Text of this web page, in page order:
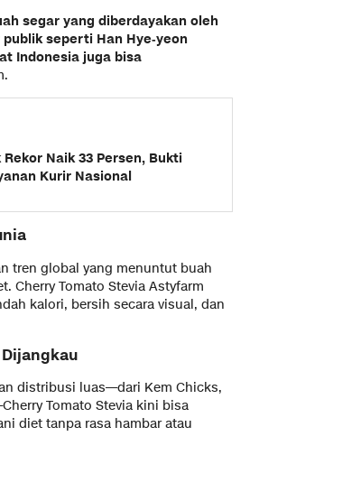
segar yang diberdayakan oleh
seperti Han Hye‑yeon
Indonesia juga bisa
Naik 33 Persen, Bukti
Kurir Nasional
tren global yang menuntut buah
Cherry Tomato Stevia Astyfarm
kalori, bersih secara visual, dan
distribusi luas—dari Kem Chicks,
Tomato Stevia kini bisa
diet tanpa rasa hambar atau